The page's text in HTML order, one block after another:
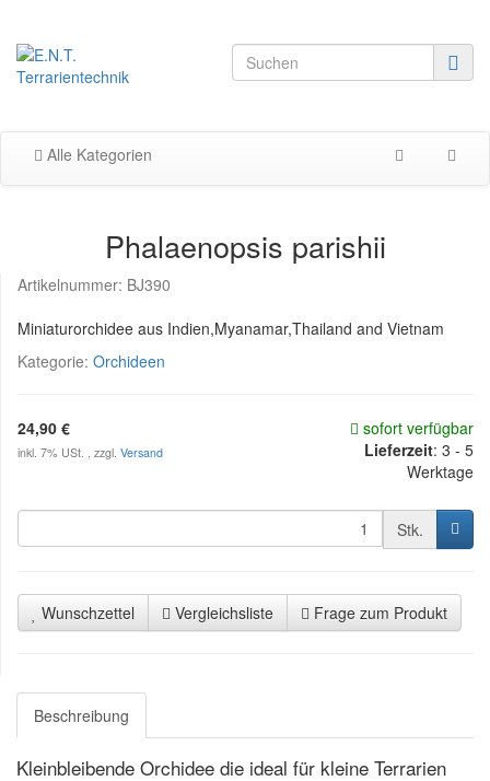
Alle Kategorien
Phalaenopsis parishii
Artikelnummer: BJ390
Miniaturorchidee aus Indien,Myanamar,Thailand and Vietnam
Kategorie: Orchideen
24,90 €
inkl. 7% USt. , zzgl. Versand
sofort verfügbar
Lieferzeit: 3 - 5
Werktage
Stk.
Wunschzettel Vergleichsliste Frage zum Produkt
Beschreibung
Kleinbleibende Orchidee die ideal für kleine Terrarien